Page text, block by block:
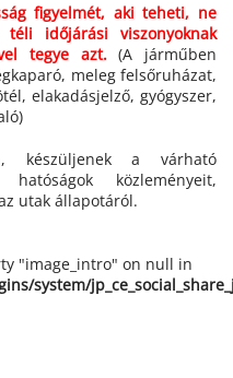
figyelmét, aki teheti, ne
időjárási viszonyoknak
tegye azt.(A járműben
meleg felsőruházat,
elakadásjelző, gyógyszer,
készüljenek a várható
közleményeit,
utak állapotáról.
"image_intro" on null in
system/